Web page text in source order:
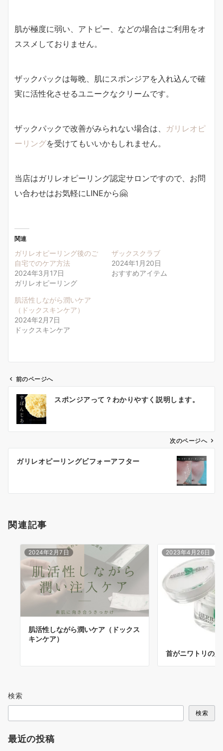
肌が極度に弱い、アトピー、などの場合はご利用をオ
ススメしておりません。
ザックパックは毎晩、肌にスポンジアを入れ込んで確
実に活性化させるユニークなクリームです。
ザックパックで改善がみられない場合は、 ガリレオピ
ーリングを受けてもいいかもしれません。
当店はガリレオピーリング認定サロンですので、お問
い合わせはお気軽にLINEから🤗
関連
ガリレオピーリング後のご
自宅でのケア方法
2024年3月17日
ガリレオピーリング
ザックスクラブ
2024年1月20日
おすすめアイテム
肌活性しながら潤いケア
（ドックスキンケア）
2024年2月7日
ドックスキンケア
投
稿
ナ
ゲ
シ
ン
前のページへ
スポンジアって？わかりやすく説明します。
次のページへ
ガリレオピーリングビフォーアフター
関連記事
2024年2月7日
肌活性しながら潤いケア（ドックス
キンケア）
2023年4月26日
首がニワトリの人
検索
検索
最近の投稿